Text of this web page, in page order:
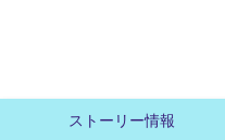
ストーリー情報